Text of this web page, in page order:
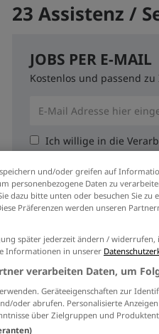
23 Assistenz /
JOBS PER E-MAIL
Kostenlos und passend
Ich willige in die
der
16.07.2026 / HHS - DIETER
Übernahme der zentralen
Mandanten und Behörden;
Verwaltung von Eingangs- und
und/oder greifen auf
personenbezogene Daten zu
dazu bitte unten oder besuchen Sie
Präferenzen werden unseren
später jederzeit ändern / widerrufen,
Informationen in unserer
verarbeiten Daten, um
Geräteeigenschaften zur
oder abrufen. Personalisierte
über Zielgruppen und